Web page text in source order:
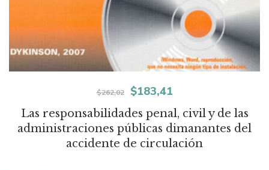
Las responsabilidades penal, civil y de las
administraciones públicas dimanantes del
accidente de circulación
$262,02
El
precio
original
$183,41El
precio
actual